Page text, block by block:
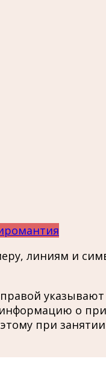
линиям и
о
при